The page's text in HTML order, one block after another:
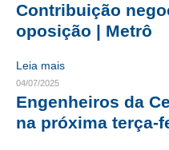
CONTRIBUIÇÃO ASSISTENCIAL
CONTRIBUIÇÃO ASSOCIATIVA
CONTRIBUIÇÃO SINDICAL
REVISÃO DE APOSENTADORIA
Contribuição
oposição | Metrô
Leia mais
04/07/2025
Engenheiros da
na próxima terça-